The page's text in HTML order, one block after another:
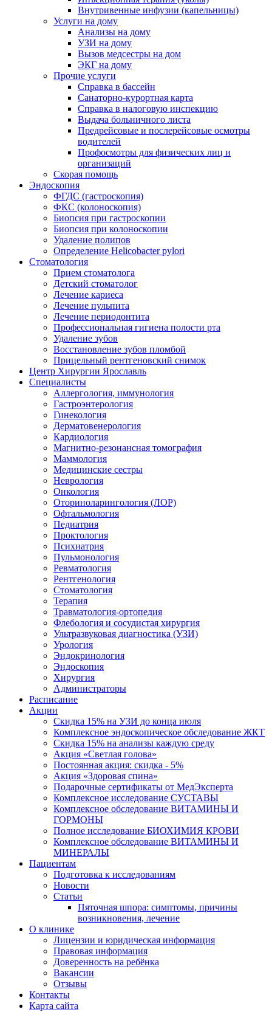
Внутривенные инфузии (капельницы)
Услуги на дому
Анализы на дому
УЗИ на дому
Вызов медсестры на дом
ЭКГ на дому
Прочие услуги
Справка в бассейн
Санаторно-курортная карта
Справка в налоговую инспекцию
Выдача больничного листа
Предрейсовые и послерейсовые осмотры
водителей
Профосмотры для физических лиц и
организаций
Скорая помощь
Эндоскопия
ФГДС (гастроскопия)
ФКС (колоноскопия)
Биопсия при гастроскопии
Биопсия при колоноскопии
Удаление полипов
Определение Helicobacter pylori
Стоматология
Прием стоматолога
Детский стоматолог
Лечение кариеса
Лечение пульпита
Лечение периодонтита
Профессиональная гигиена полости рта
Удаление зубов
Восстановление зубов пломбой
Прицельный рентгеновский снимок
Центр Хирургии Ярославль
Специалисты
Аллергология, иммунология
Гастроэнтерология
Гинекология
Дерматовенерология
Кардиология
Магнитно-резонансная томография
Маммология
Медицинские сестры
Неврология
Онкология
Оториноларингология (ЛОР)
Офтальмология
Педиатрия
Проктология
Психиатрия
Пульмонология
Ревматология
Рентгенология
Стоматология
Терапия
Травматология-ортопедия
Флебология и сосудистая хирургия
Ультразвуковая диагностика (УЗИ)
Урология
Эндокринология
Эндоскопия
Хирургия
Администраторы
Расписание
Акции
Скидка 15% на УЗИ до конца июля
Комплексное эндоскопическое обследование ЖКТ
Скидка 15% на анализы каждую среду
Акция «Светлая голова»
Постоянная акция: скидка - 5%
Акция «Здоровая спина»
Подарочные сертификаты от МедЭксперта
Комплексное исследование СУСТАВЫ
Комплексное обследование ВИТАМИНЫ И
ГОРМОНЫ
Полное исследование БИОХИМИЯ КРОВИ
Комплексное обследование ВИТАМИНЫ И
МИНЕРАЛЫ
Пациентам
Подготовка к исследованиям
Новости
Статьи
Пяточная шпора: симптомы, причины
возникновения, лечение
О клинике
Лицензии и юридическая информация
Правовая информация
Доверенность на ребёнка
Вакансии
Отзывы
Контакты
Карта сайта